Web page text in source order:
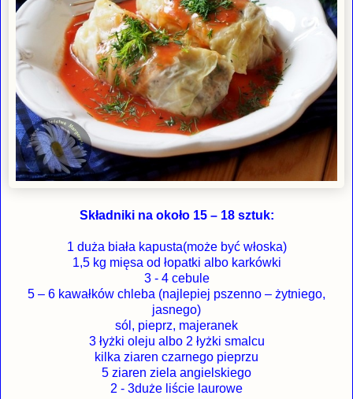
Składniki na około 15 – 18 sztuk:
1 duża biała kapusta(może być włoska)
1,5 kg mięsa od łopatki albo karkówki
3 - 4 cebule
5 – 6 kawałków chleba (najlepiej pszenno – żytniego,
jasnego)
sól, pieprz, majeranek
3 łyżki oleju albo 2 łyżki smalcu
kilka ziaren czarnego pieprzu
5 ziaren ziela angielskiego
2 - 3duże liście laurowe